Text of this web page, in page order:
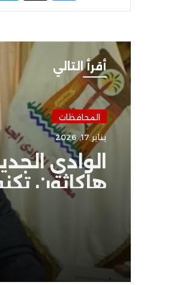
أقرأ التالي
المحافظات
يناير 17, 2026
الوادي
هاكاثون
الابتكار
بالمحافظة